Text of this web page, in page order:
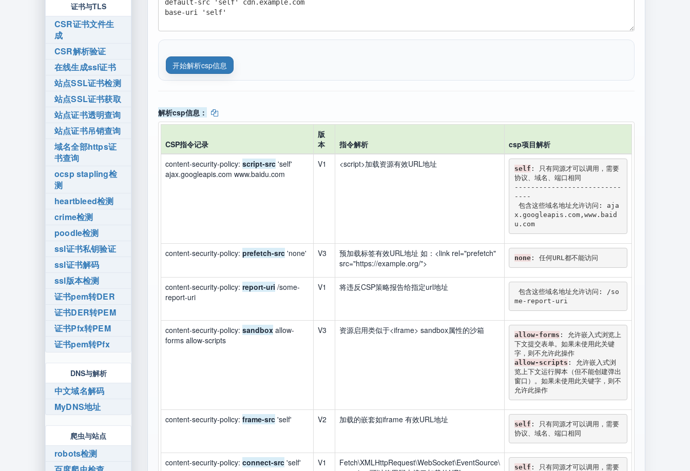
证书与TLS
CSR证书文件生
成
CSR解析验证
在线生成ssl证书
站点SSL证书检测
站点SSL证书获取
站点证书透明查询
站点证书吊销查询
域名全部https证
书查询
ocsp stapling检
测
heartbleed检测
crime检测
poodle检测
ssl证书私钥验证
ssl证书解码
ssl版本检测
证书pem转DER
证书DER转PEM
证书Pfx转PEM
证书pem转Pfx
DNS与解析
中文域名解码
MyDNS地址
爬虫与站点
robots检测
解析csp信息：
CSP指令记录
版
本
指令解析
csp项目解析
content-security-policy: script-src 'self'
ajax.googleapis.com www.baidu.com
V1 <script>加载资源有效URL地址 self : 只有同源才可以调用，需要
协议、域名、端口相同
--------------------------
----
x.googleapis.com,www.baid
u.com
content-security-policy: prefetch-src 'none' V3
预加载标签有效URL地址 如：<link rel="prefetch"
src="https://example.org/">
none: 任何URL都不能访问
content-security-policy: report-uri /some-
report-uri
V1 将违反CSP策略报告给指定url地址
me-report-uri
content-security-policy: sandbox allow-
forms allow-scripts
V3 资源启用类似于<iframe> sandbox属性的沙箱 allow-forms : 允许嵌入式浏览上
下文提交表单。如果未使用此关键
字，则不允许此操作
allow-scripts : 允许嵌入式浏
览上下文运行脚本（但不能创建弹出
窗口）。如果未使用此关键字，则不
允许此操作
content-security-policy: frame-src 'self' V2 加载的嵌套如iframe 有效URL地址 self : 只有同源才可以调用，需要
协议、域名、端口相同
content-security-policy: connect-src 'self' V1
Fetch\XMLHttpRequest\WebSocket\EventSource\
self : 只有同源才可以调用，需要